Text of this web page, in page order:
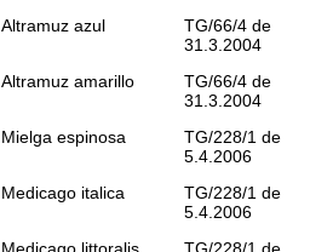
Altramuz azul
TG/66/4 de
31.3.2004
Altramuz amarillo
TG/66/4 de
31.3.2004
Mielga espinosa
TG/228/1 de
5.4.2006
Medicago italica
TG/228/1 de
5.4.2006
Medicago littoralis
TG/228/1 de